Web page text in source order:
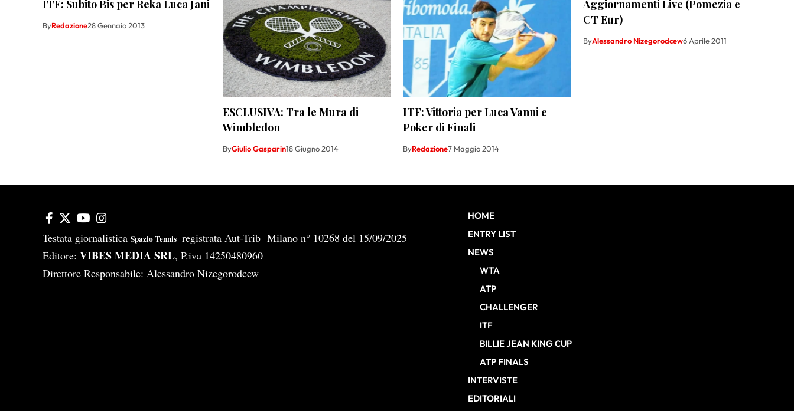
ITF: Subito Bis per Reka Luca Jani
ByRedazione28 Gennaio 2013
ESCLUSIVA: Tra le Mura di
Wimbledon
ByGiulio Gasparin18 Giugno 2014
ITF: Vittoria per Luca Vanni e
Poker di Finali
ByRedazione7 Maggio 2014
Aggiornamenti Live (Pomezia e
CT Eur)
ByAlessandro Nizegorodcew6 Aprile 2011
Testata giornalistica Spazio Tennis registrata Aut-Trib Milano n° 10268 del 15/09/2025
Editore: VIBES MEDIA SRL, P.iva 14250480960
Direttore Responsabile: Alessandro Nizegorodcew
HOME
ENTRY LIST
NEWS
WTA
ATP
CHALLENGER
ITF
BILLIE JEAN KING CUP
ATP FINALS
INTERVISTE
EDITORIALI